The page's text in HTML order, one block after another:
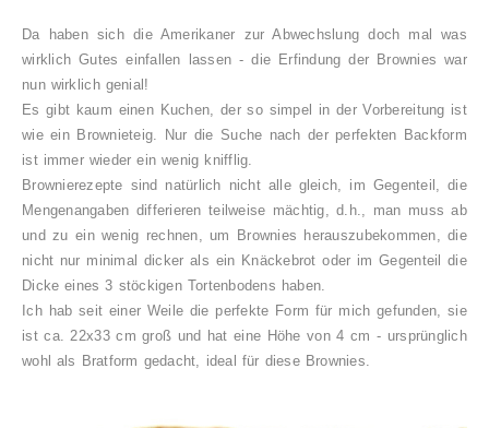
Da haben sich die Amerikaner zur Abwechslung doch mal was
wirklich Gutes einfallen lassen - die Erfindung der Brownies war
nun wirklich genial!
Es gibt kaum einen Kuchen, der so simpel in der Vorbereitung ist
wie ein Brownieteig. Nur die Suche nach der perfekten Backform
ist immer wieder ein wenig knifflig.
Brownierezepte sind natürlich nicht alle gleich, im Gegenteil, die
Mengenangaben differieren teilweise mächtig, d.h., man muss ab
und zu ein wenig rechnen, um Brownies herauszubekommen, die
nicht nur minimal dicker als ein Knäckebrot oder im Gegenteil die
Dicke eines 3 stöckigen Tortenbodens haben.
Ich hab seit einer Weile die perfekte Form für mich gefunden, sie
ist ca. 22x33 cm groß und hat eine Höhe von 4 cm - ursprünglich
wohl als Bratform gedacht, ideal für diese Brownies.